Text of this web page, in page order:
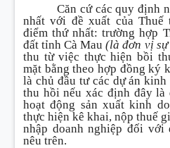
Căn cứ các quy định
nhất với đề xuất của Thuế
điểm thứ nhất: trường hợp
đất tỉnh Cà Mau(là đơn vị
thu từ việc thực hiện bồi
mặt bằng theo hợp đồng ký
là chủ đầu tư các dự án
thu hồi nếu xác định đây là
hoạt động sản xuất kinh
thực hiện kê khai, nộp thuế
nhập doanh nghiệp đối với
nêu trên.